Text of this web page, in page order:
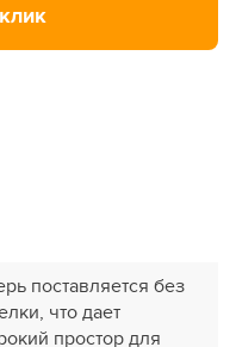
поставляется без
что дает
простор для